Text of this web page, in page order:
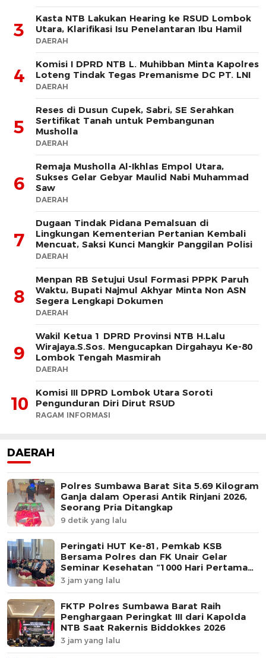
3
Kasta NTB Lakukan Hearing ke RSUD Lombok
Utara, Klarifikasi Isu Penelantaran Ibu Hamil
DAERAH
4
Komisi I DPRD NTB L. Muhibban Minta Kapolres
Loteng Tindak Tegas Premanisme DC PT. LNI
DAERAH
5
Reses di Dusun Cupek, Sabri, SE Serahkan
Sertifikat Tanah untuk Pembangunan
Musholla
DAERAH
6
Remaja Musholla Al-Ikhlas Empol Utara,
Sukses Gelar Gebyar Maulid Nabi Muhammad
Saw
DAERAH
7
Dugaan Tindak Pidana Pemalsuan di
Lingkungan Kementerian Pertanian Kembali
Mencuat, Saksi Kunci Mangkir Panggilan Polisi
DAERAH
8
Menpan RB Setujui Usul Formasi PPPK Paruh
Waktu, Bupati Najmul Akhyar Minta Non ASN
Segera Lengkapi Dokumen
DAERAH
9
Wakil Ketua 1 DPRD Provinsi NTB H.Lalu
Wirajaya.S.Sos. Mengucapkan Dirgahayu Ke-80
Lombok Tengah Masmirah
DAERAH
10
Komisi III DPRD Lombok Utara Soroti
Pengunduran Diri Dirut RSUD
RAGAM INFORMASI
DAERAH
Polres Sumbawa Barat Sita 5.69 Kilogram
Ganja dalam Operasi Antik Rinjani 2026,
Seorang Pria Ditangkap
9 detik yang lalu
Peringati HUT Ke-81, Pemkab KSB
Bersama Polres dan FK Unair Gelar
Seminar Kesehatan “1000 Hari Pertama
Kehidupan”
3 jam yang lalu
FKTP Polres Sumbawa Barat Raih
Penghargaan Peringkat III dari Kapolda
NTB Saat Rakernis Biddokkes 2026
3 jam yang lalu